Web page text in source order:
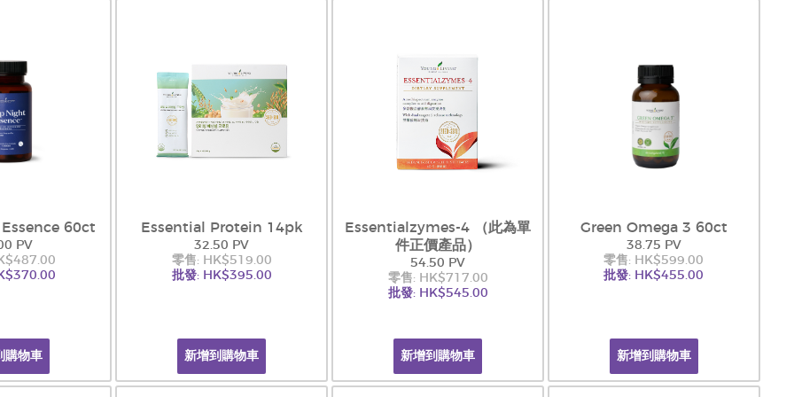
60ct
PV
購物車
Essential Protein 14pk
32.50 PV
零售: HK$519.00
批發: HK$395.00
新增到購物車
Essentialzymes-4 （此為單
件正價產品）
54.50 PV
零售: HK$717.00
批發: HK$545.00
新增到購物車
Green Omega 3 60ct
38.75 PV
零售: HK$599.00
批發: HK$455.00
新增到購物車